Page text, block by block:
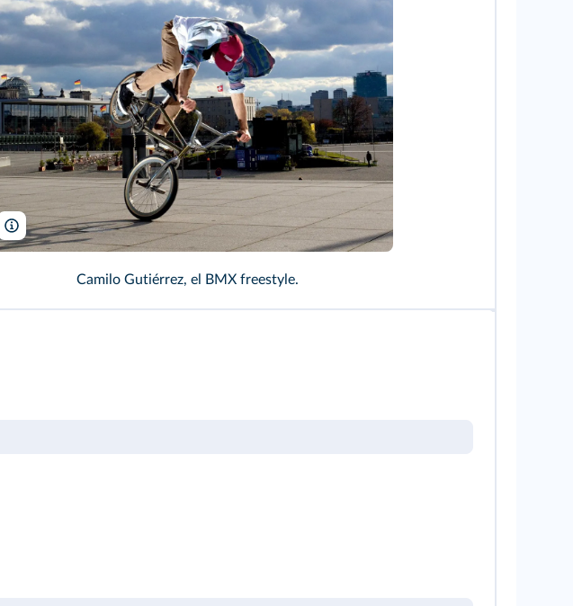
Camilo Gutierrez/www.camilo.berlin/
Camilo Gutiérrez, el BMX freestyle.